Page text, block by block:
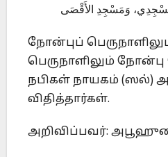
وَمَسْجِدِ الأَقْصَى
நோன்புப்
பெருநாளிலும்
நபிகள் நாயகம் (ஸல்)
விதித்தார்கள்.
அறிவிப்பவர்: